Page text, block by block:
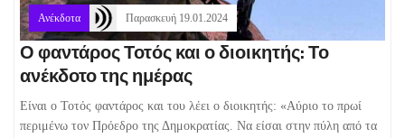
Ανέκδοτα Παρασκευή 19.01.2024
Ο φαντάρος Τοτός και ο διοικητής: Το
ανέκδοτο της ημέρας
Είναι ο Τοτός φαντάρος και του λέει ο διοικητής: «Αύριο το πρωί
περιμένω τον Πρόεδρο της Δημοκρατίας. Να είσαι στην πύλη από τα